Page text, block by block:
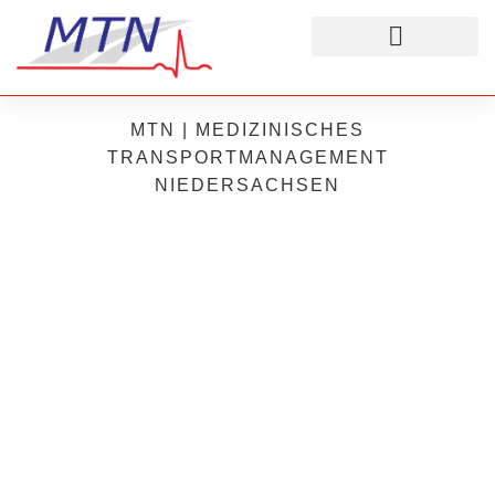
MTN | MEDIZINISCHES
TRANSPORTMANAGEMENT
NIEDERSACHSEN